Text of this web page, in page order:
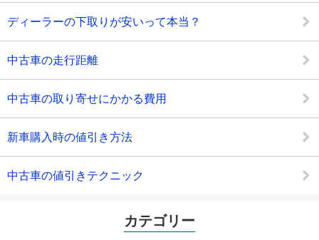
ディーラーの下取りが安いって本当？
中古車の走行距離
中古車の取り寄せにかかる費用
新車購入時の値引き方法
中古車の値引きテクニック
カテゴリー